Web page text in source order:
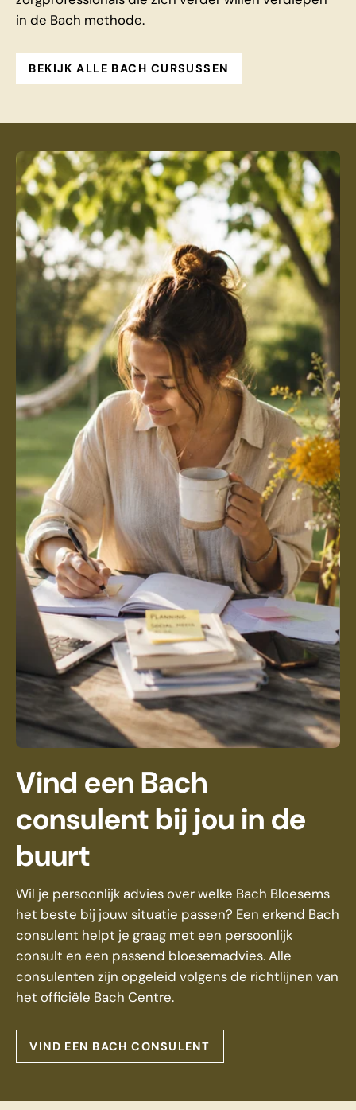
in de Bach methode.
BEKIJK ALLE BACH CURSUSSEN
Vind een Bach
consulent bij jou in de
buurt
Wil je persoonlijk advies over welke Bach Bloesems
het beste bij jouw situatie passen? Een erkend Bach
consulent helpt je graag met een persoonlijk
consult en een passend bloesemadvies. Alle
consulenten zijn opgeleid volgens de richtlijnen van
het officiële Bach Centre.
VIND EEN BACH CONSULENT